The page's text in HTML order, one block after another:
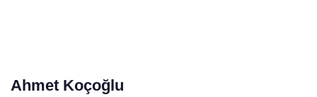
Ahmet Koçoğlu